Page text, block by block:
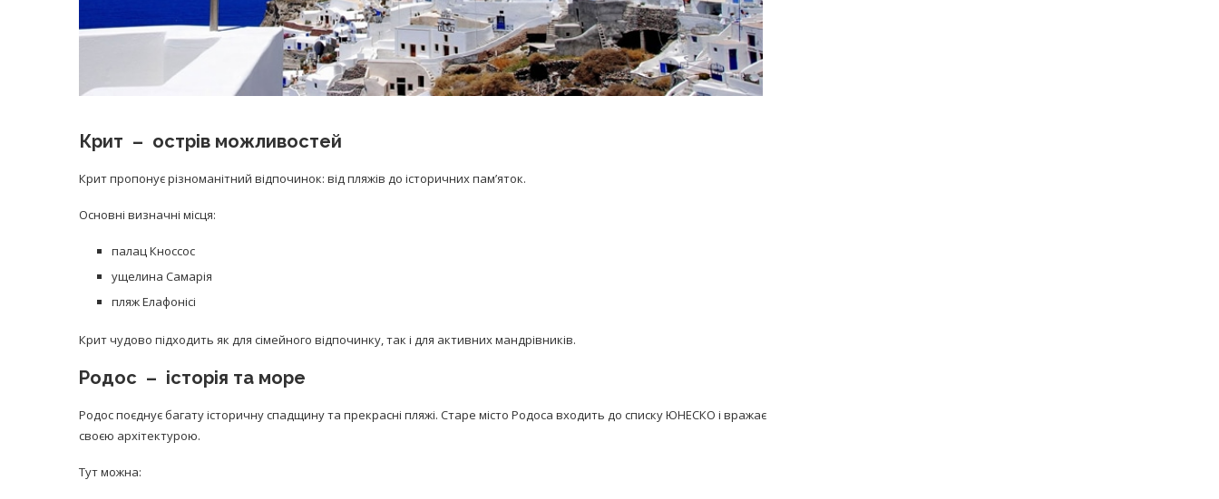
Крит – острів можливостей
Крит пропонує різноманітний відпочинок: від пляжів до історичних пам’яток.
Основні визначні місця:
палац Кноссос
ущелина Самарія
пляж Елафонісі
Крит чудово підходить як для сімейного відпочинку, так і для активних мандрівників.
Родос – історія та море
Родос поєднує багату історичну спадщину та прекрасні пляжі. Старе місто Родоса входить до списку ЮНЕСКО і вражає
своєю архітектурою.
Тут можна: